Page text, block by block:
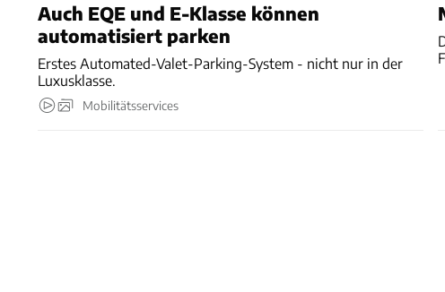
Auch EQE und E-Klasse können
automatisiert parken
Erstes Automated-Valet-Parking-System - nicht nur in der
Luxusklasse.
Mobilitätsservices